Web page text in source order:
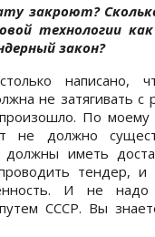
закроют?
технологии
закон?
написано,
не затягивать с
По моему
не должно
иметь
тендер,
И не надо
СССР. Вы